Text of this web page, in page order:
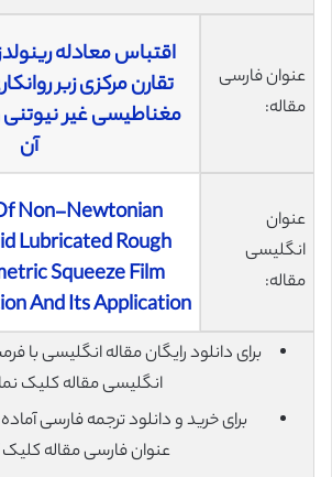
عنوان فارسی
مقاله:
اقتباس معادله
تقارن مرکزی زبر
مغناطیسی غیر نیوتنی
آن
عنوان
انگلیسی
مقاله:
Non-Newtonian
Lubricated Rough
Squeeze Film
And Its Application
انگلیسی مقاله کلیک
برای خرید و دانلود ترجمه فارسی
عنوان فارسی مقاله